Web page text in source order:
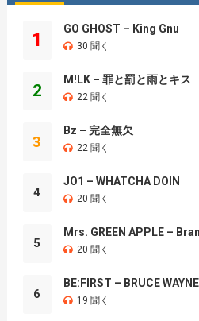
1
GO GHOST – King Gnu
30 聞く
2
M!LK – 罪と罰と雨とキス
22 聞く
3
Bz – 完全無欠
22 聞く
4
JO1 – WHATCHA DOIN
20 聞く
5
Mrs. GREEN APPLE –
20 聞く
6
BE:FIRST – BRUCE WAYNE
19 聞く